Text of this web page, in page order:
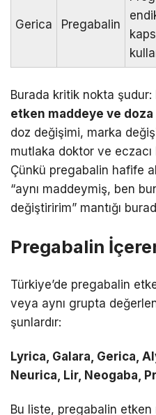
Gerica Pregabalin
Burada kritik nokta şudur:
etken maddeye ve
doz değişimi, marka
mutlaka doktor ve eczacı
Çünkü pregabalin hafife
“aynı maddeymiş, ben
değiştiririm” mantığı
Pregabalin
Türkiye’de pregabalin
veya aynı grupta
şunlardır:
Lyrica, Galara, Gerica,
Neurica, Lir, Neogaba,
Bu liste, pregabalin etken